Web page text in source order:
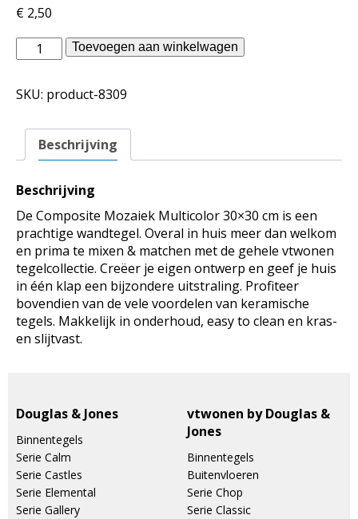
€ 2,50
vtwonen
binnentegels
Composite
Multicolor
30x30
Toevoegen aan winkelwagen
SKU: product-8309
Beschrijving
Beschrijving
De Composite Mozaiek Multicolor 30×30 cm is een
prachtige wandtegel. Overal in huis meer dan welkom
en prima te mixen & matchen met de gehele vtwonen
tegelcollectie. Creëer je eigen ontwerp en geef je huis
in één klap een bijzondere uitstraling. Profiteer
bovendien van de vele voordelen van keramische
tegels. Makkelijk in onderhoud, easy to clean en kras-
en slijtvast.
Douglas & Jones
Binnentegels
Serie Calm
Serie Castles
Serie Elemental
Serie Gallery
vtwonen by Douglas &
Jones
Binnentegels
Buitenvloeren
Serie Chop
Serie Classic